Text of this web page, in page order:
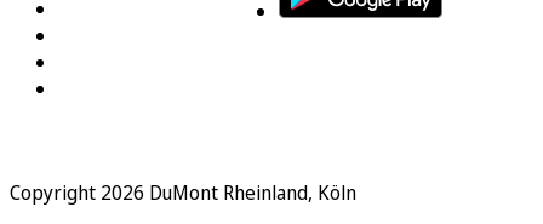
Copyright 2026 DuMont Rheinland, Köln